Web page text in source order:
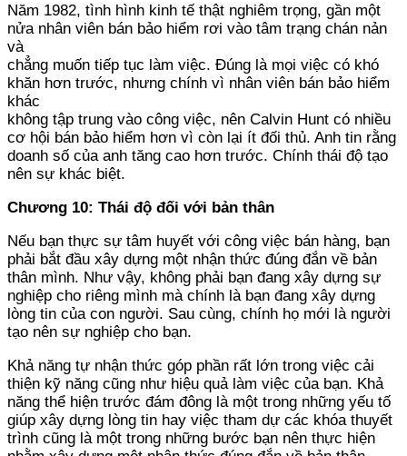
Năm 1982, tình hình kinh tế thật nghiêm trọng, gần một
nửa nhân viên bán bảo hiểm rơi vào tâm trạng chán nản
và
chẳng muốn tiếp tục làm việc. Đúng là mọi việc có khó
khăn hơn trước, nhưng chính vì nhân viên bán bảo hiểm
khác
không tập trung vào công việc, nên Calvin Hunt có nhiều
cơ hội bán bảo hiểm hơn vì còn lại ít đối thủ. Anh tin rằng
doanh số của anh tăng cao hơn trước. Chính thái độ tạo
nên sự khác biệt.
Chương 10: Thái độ đối với bản thân
Nếu bạn thực sự tâm huyết với công việc bán hàng, bạn
phải bắt đầu xây dựng một nhận thức đúng đắn về bản
thân mình. Như vậy, không phải bạn đang xây dựng sự
nghiệp cho riêng mình mà chính là bạn đang xây dựng
lòng tin của con người. Sau cùng, chính họ mới là người
tạo nên sự nghiệp cho bạn.
Khả năng tự nhận thức góp phần rất lớn trong việc cải
thiện kỹ năng cũng như hiệu quả làm việc của bạn. Khả
năng thể hiện trước đám đông là một trong những yếu tố
giúp xây dựng lòng tin hay việc tham dự các khóa thuyết
trình cũng là một trong những bước bạn nên thực hiện